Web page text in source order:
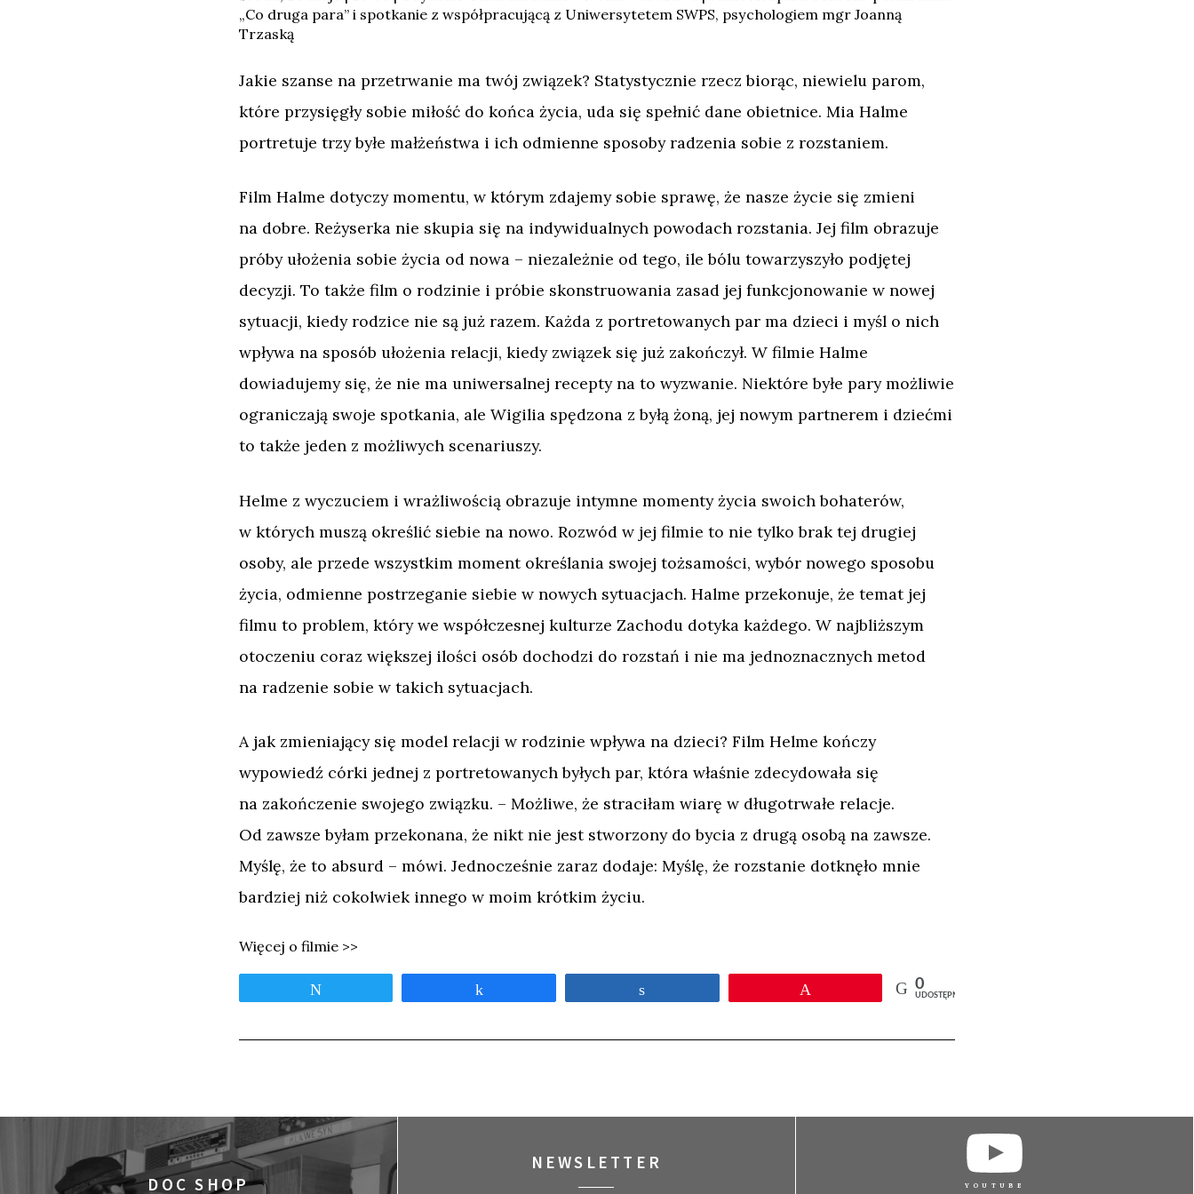
„Co druga para” i spotkanie z współpracującą z Uniwersytetem SWPS, psychologiem mgr Joanną
Trzaską
Jakie szanse na przetrwanie ma twój związek? Statystycznie rzecz biorąc, niewielu parom,
które przysięgły sobie miłość do końca życia, uda się spełnić dane obietnice. Mia Halme
portretuje trzy byłe małżeństwa i ich odmienne sposoby radzenia sobie z rozstaniem.
Film Halme dotyczy momentu, w którym zdajemy sobie sprawę, że nasze życie się zmieni
na dobre. Reżyserka nie skupia się na indywidualnych powodach rozstania. Jej film obrazuje
próby ułożenia sobie życia od nowa – niezależnie od tego, ile bólu towarzyszyło podjętej
decyzji. To także film o rodzinie i próbie skonstruowania zasad jej funkcjonowanie w nowej
sytuacji, kiedy rodzice nie są już razem. Każda z portretowanych par ma dzieci i myśl o nich
wpływa na sposób ułożenia relacji, kiedy związek się już zakończył. W filmie Halme
dowiadujemy się, że nie ma uniwersalnej recepty na to wyzwanie. Niektóre byłe pary możliwie
ograniczają swoje spotkania, ale Wigilia spędzona z byłą żoną, jej nowym partnerem i dziećmi
to także jeden z możliwych scenariuszy.
Helme z wyczuciem i wrażliwością obrazuje intymne momenty życia swoich bohaterów,
w których muszą określić siebie na nowo. Rozwód w jej filmie to nie tylko brak tej drugiej
osoby, ale przede wszystkim moment określania swojej tożsamości, wybór nowego sposobu
życia, odmienne postrzeganie siebie w nowych sytuacjach. Halme przekonuje, że temat jej
filmu to problem, który we współczesnej kulturze Zachodu dotyka każdego. W najbliższym
otoczeniu coraz większej ilości osób dochodzi do rozstań i nie ma jednoznacznych metod
na radzenie sobie w takich sytuacjach.
A jak zmieniający się model relacji w rodzinie wpływa na dzieci? Film Helme kończy
wypowiedź córki jednej z portretowanych byłych par, która właśnie zdecydowała się
na zakończenie swojego związku. – Możliwe, że straciłam wiarę w długotrwałe relacje.
Od zawsze byłam przekonana, że nikt nie jest stworzony do bycia z drugą osobą na zawsze.
Myślę, że to absurd – mówi. Jednocześnie zaraz dodaje: Myślę, że rozstanie dotknęło mnie
bardziej niż cokolwiek innego w moim krótkim życiu.
Więcej o filmie >>
0
UDOSTĘPNIEŃ
DOC SHOP
NEWSLETTER
YOUTUBE